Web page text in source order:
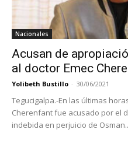
Nacionales
Acusan de
al doctor Emec
Yolibeth Bustillo - 30/06/2021
Tegucigalpa.-En las últimas
Cherenfant fue acusado por el
indebida en perjuicio de